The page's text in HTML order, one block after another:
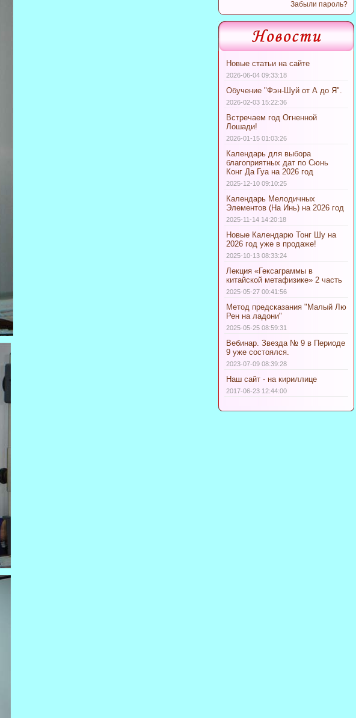
Забыли пароль?
Новые статьи на сайте
2026-06-04 09:33:18
Обучение "Фэн-Шуй от А до Я".
2026-02-03 15:22:36
Встречаем год Огненной
Лошади!
2026-01-15 01:03:26
Календарь для выбора
благоприятных дат по Сюнь
Конг Да Гуа на 2026 год
2025-12-10 09:10:25
Календарь Мелодичных
Элементов (На Инь) на 2026 год
2025-11-14 14:20:18
Новые Календарю Тонг Шу на
2026 год уже в продаже!
2025-10-13 08:33:24
Лекция «Гексаграммы в
китайской метафизике» 2 часть
2025-05-27 00:41:56
Метод предсказания "Малый Лю
Рен на ладони"
2025-05-25 08:59:31
Вебинар. Звезда № 9 в Периоде
9 уже состоялся.
2023-07-09 08:39:28
Наш сайт - на кириллице
2017-06-23 12:44:00